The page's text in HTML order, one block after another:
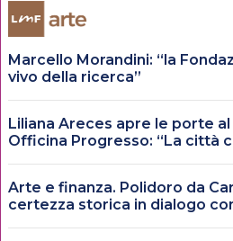
Marcello Morandini: “la
vivo della ricerca”
Liliana Areces apre le porte
Officina Progresso: “La città
Arte e finanza. Polidoro da
certezza storica in dialogo